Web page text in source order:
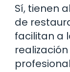
Sí, tienen
de
facilitan a